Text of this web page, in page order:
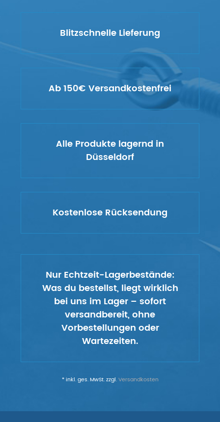
Blitzschnelle Lieferung
Ab 150€ Versandkostenfrei
Alle Produkte lagernd in
Düsseldorf
Kostenlose Rücksendung
Nur Echtzeit-Lagerbestände:
Was du bestellst, liegt wirklich
bei uns im Lager – sofort
versandbereit, ohne
Vorbestellungen oder
Wartezeiten.
* inkl. ges. MwSt. zzgl.Versandkosten